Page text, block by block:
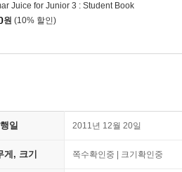
Juice for Junior 3 : Student Book
원 (10% 할인)
일 2011년 12월 20일
게, 크기 쪽수확인중 | 크기확인중